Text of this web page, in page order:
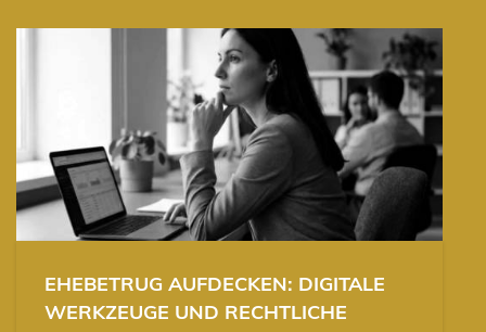
EHEBETRUG AUFDECKEN: DIGITALE
WERKZEUGE UND RECHTLICHE